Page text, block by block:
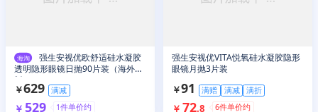
海淘
强生安视优欧舒适硅水凝胶
透明隐形眼镜日抛90片装（海外
版）
￥629 满减
￥ 529 1件单价约
强生安视优VITA悦氧硅水凝胶隐形
眼镜月抛3片装
￥91 满赠 满减 满折
￥ 72.8 6件单价约